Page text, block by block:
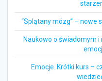
“Splątany mózg” – nowe
Naukowo o świadomym
Emocje. Krótki kurs –